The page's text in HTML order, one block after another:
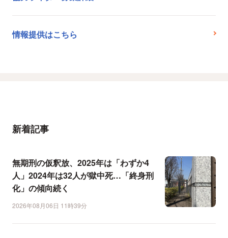
情報提供はこちら
新着記事
無期刑の仮釈放、2025年は「わずか4
人」2024年は32人が獄中死…「終身刑
化」の傾向続く
2026年08月06日 11時39分